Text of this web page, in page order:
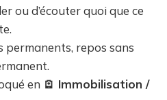
ou d’écouter quoi que ce
permanents, repos sans
en 🪫 Immobilisation /